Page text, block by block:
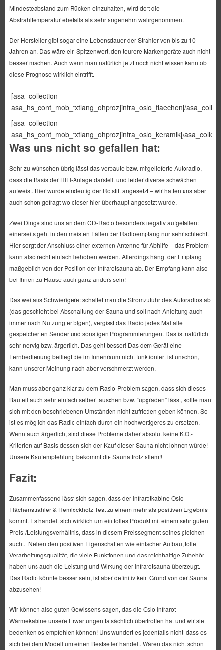
Mindesteabstand zum Rücken einzuhalten, wird dort die
Abstrahltemperatur ebefalls als sehr angenehm wahrgenommen.
Der Hersteller gibt sogar eine Lebensdauer der Strahler von bis zu 10
Jahren an. Das wäre ein Spitzenwert, den teurere Markengeräte auch nicht
besser machen. Auch wenn man natürlich jetzt noch nicht wissen kann ob
diese Prognose wirklich eintrifft.
[asa_collection
asa_hs_cont_mob_txtlang_ohproz]infra_oslo_flaechen[/
[asa_collection
asa_hs_cont_mob_txtlang_ohproz]infra_oslo_keramik[/
Was uns nicht so gefallen hat:
Sehr zu wünschen übrig lässt das verbaute bzw. mitgelieferte Autoradio,
dass die Basis der HIFI-Anlage darstellt und leider diverse schwächen
aufweist. Hier wurde eindeutig der Rotstift angesetzt – wir hatten uns aber
auch schon gefragt wo dieser hier überhaupt angesetzt wurde.
Zwei Dinge sind uns an dem CD-Radio besonders negativ aufgefallen:
einerseits geht in den meisten Fällen der Radioempfang nur sehr schlecht.
Hier sorgt der Anschluss einer externen Antenne für Abhilfe – das Problem
kann also recht einfach behoben werden. Allerdings hängt der Empfang
maßgeblich von der Position der Infrarotsauna ab. Der Empfang kann also
bei Ihnen zu Hause auch ganz anders sein!
Das weitaus Schwierigere: schaltet man die Stromzufuhr des Autoradios ab
(das geschieht bei Abschaltung der Sauna und soll nach Anleitung auch
immer nach Nutzung erfolgen), vergisst das Radio jedes Mal alle
gespeicherten Sender und sonstigen Programmierungen. Das ist natürlich
sehr nervig bzw. ärgerlich. Das geht besser! Das dem Gerät eine
Fernbedienung beiliegt die im Innenraum nicht funktioniert ist unschön,
kann unserer Meinung nach aber verschmerzt werden.
Man muss aber ganz klar zu dem Rasio-Problem sagen, dass sich dieses
Bauteil auch sehr einfach selber tauschen bzw. “upgraden” lässt, sollte man
sich mit den beschriebenen Umständen nicht zufrieden geben können. So
ist es möglich das Radio einfach durch ein hochwertigeres zu ersetzen.
Wenn auch ärgerlich, sind diese Probleme daher absolut keine K.O.-
Kriterien auf Basis dessen sich der Kauf dieser Sauna nicht lohnen würde!
Unsere Kaufempfehlung bekommt die Sauna trotz allem!!
Fazit:
Zusammenfassend lässt sich sagen, dass der Infrarotkabine Oslo
Flächenstrahler & Hemlockholz Test zu einem mehr als positiven Ergebnis
kommt. Es handelt sich wirklich um ein tolles Produkt mit einem sehr guten
Preis-/Leistungsverhältnis, dass in diesem Preissegment seines gleichen
sucht. Neben den positiven Eigenschaften wie einfacher Aufbau, tolle
Verarbeitungsqualität, die viele Funktionen und das reichhaltige Zubehör
haben uns auch die Leistung und Wirkung der Infrarotsauna überzeugt.
Das Radio könnte besser sein, ist aber definitiv kein Grund von der Sauna
abzusehen!
Wir können also guten Gewissens sagen, das die Oslo Infrarot
Wärmekabine unsere Erwartungen tatsächlich übertroffen hat und wir sie
bedenkenlos empfehlen können! Uns wundert es jedenfalls nicht, dass es
sich bei dem Modell um einen Bestseller handelt. Wären das nicht schon